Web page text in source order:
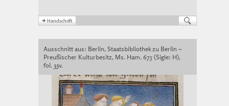
Ausschnitt aus: Berlin, Staatsbibliothek zu Berlin –
Preußischer Kulturbesitz, Ms. Ham. 675 (Sigle: H),
fol. 33v.